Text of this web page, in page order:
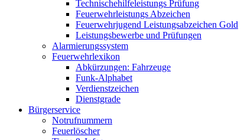
Technischehilfeleistungs Prüfung
Feuerwehrleistungs Abzeichen
Feuerwehrjugend Leistungsabzeichen Gold
Leistungsbewerbe und Prüfungen
Alarmierungssystem
Feuerwehrlexikon
Abkürzungen: Fahrzeuge
Funk-Alphabet
Verdienstzeichen
Dienstgrade
Bürgerservice
Notrufnummern
Feuerlöscher